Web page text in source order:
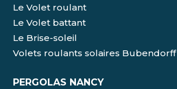
Le Volet roulant
Le Volet battant
Le Brise-soleil
Volets roulants solaires Bubendorff
PERGOLAS NANCY